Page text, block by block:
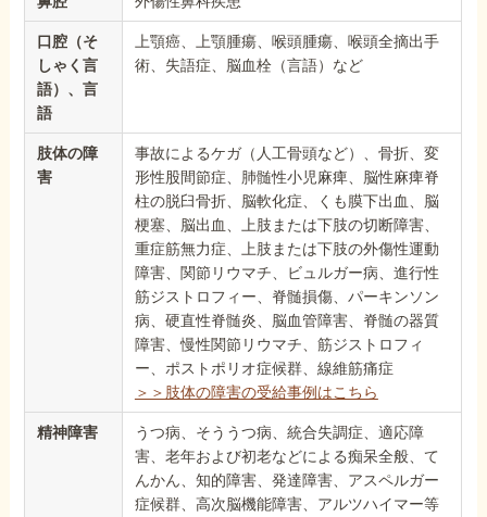
口腔（そ
しゃく言
語）、言
語
上顎癌、上顎腫瘍、喉頭腫瘍、喉頭全摘出手
術、失語症、脳血栓（言語）など
肢体の障
害
事故によるケガ（人工骨頭など）、骨折、変
形性股間節症、肺髄性小児麻痺、脳性麻痺脊
柱の脱臼骨折、脳軟化症、くも膜下出血、脳
梗塞、脳出血、上肢または下肢の切断障害、
重症筋無力症、上肢または下肢の外傷性運動
障害、関節リウマチ、ビュルガー病、進行性
筋ジストロフィー、脊髄損傷、パーキンソン
病、硬直性脊髄炎、脳血管障害、脊髄の器質
障害、慢性関節リウマチ、筋ジストロフィ
ー、ポストポリオ症候群、線維筋痛症
＞＞肢体の障害の受給事例はこちら
精神障害
うつ病、そううつ病、統合失調症、適応障
害、老年および初老などによる痴呆全般、て
んかん、知的障害、発達障害、アスペルガー
症候群、高次脳機能障害、アルツハイマー等